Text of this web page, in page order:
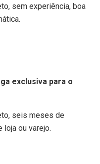
sem experiência, boa
exclusiva para o
seis meses de
ou varejo.